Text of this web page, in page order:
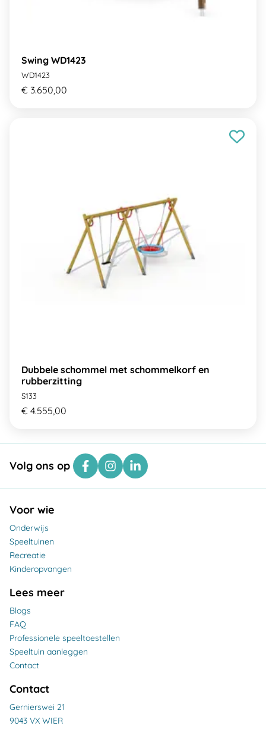
Swing WD1423
WD1423
€ 3.650,00
Dubbele schommel met schommelkorf en
rubberzitting
S133
€ 4.555,00
Volg ons op
Voor wie
Onderwijs
Speeltuinen
Recreatie
Kinderopvangen
Lees meer
Blogs
FAQ
Professionele speeltoestellen
Speeltuin aanleggen
Contact
Contact
Gernierswei 21
9043 VX WIER